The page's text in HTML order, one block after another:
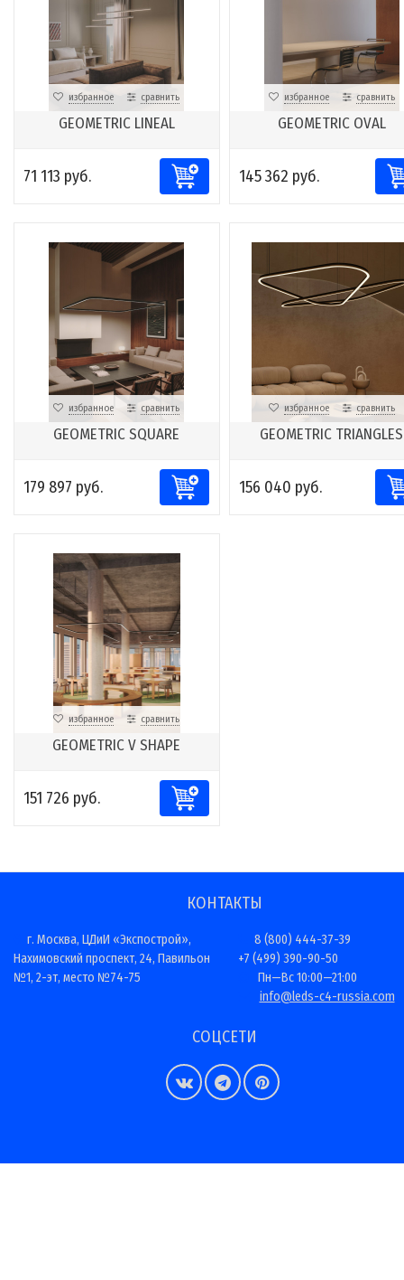
избранное сравнить
GEOMETRIC LINEAL
71 113 руб.
избранное сравнить
GEOMETRIC OVAL
145 362 руб.
избранное сравнить
GEOMETRIC SQUARE
179 897 руб.
избранное сравнить
GEOMETRIC TRIANGLES
156 040 руб.
избранное сравнить
GEOMETRIC V SHAPE
151 726 руб.
КОНТАКТЫ
г. Москва, ЦДиИ «Экспострой»,
Нахимовский проспект, 24, Павильон
№1, 2-эт, место №74-75
8 (800) 444-37-39
+7 (499) 390-90-50
Пн—Вс 10:00—21:00
info@leds-c4-russia.com
СОЦСЕТИ